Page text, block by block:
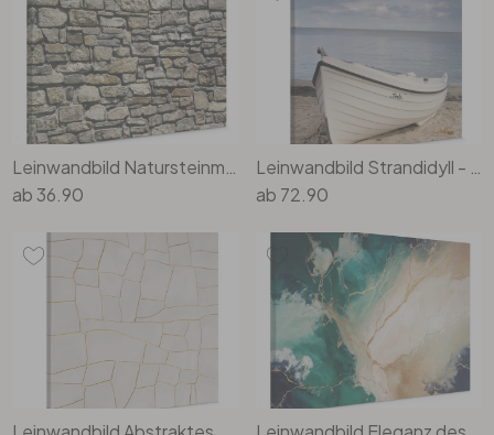
Büro
Bad
Eingangsbereich
ab36.90
ab 72.90